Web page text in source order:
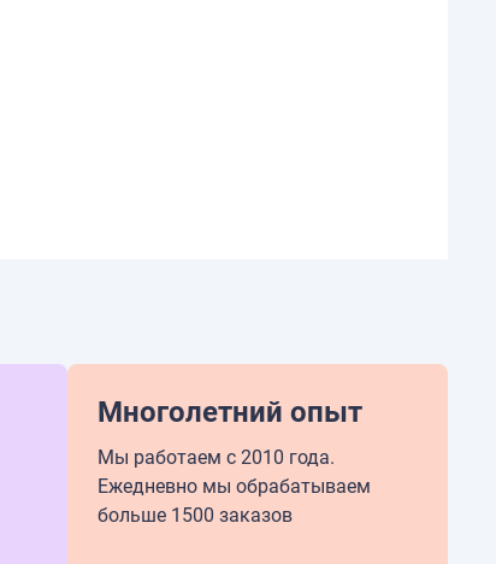
Многолетний опыт
Мы работаем с 2010 года.
Ежедневно мы обрабатываем
больше 1500 заказов